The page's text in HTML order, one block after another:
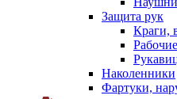
Защита рук
Краги,
Наколенники
Фартуки,